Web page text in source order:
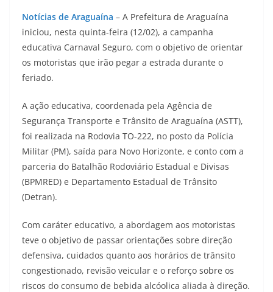
Notícias de Araguaína – A Prefeitura de Araguaína
iniciou, nesta quinta-feira (12/02), a campanha
educativa Carnaval Seguro, com o objetivo de orientar
os motoristas que irão pegar a estrada durante o
feriado.
A ação educativa, coordenada pela Agência de
Segurança Transporte e Trânsito de Araguaína (ASTT),
foi realizada na Rodovia TO-222, no posto da Polícia
Militar (PM), saída para Novo Horizonte, e conto com a
parceria do Batalhão Rodoviário Estadual e Divisas
(BPMRED) e Departamento Estadual de Trânsito
(Detran).
Com caráter educativo, a abordagem aos motoristas
teve o objetivo de passar orientações sobre direção
defensiva, cuidados quanto aos horários de trânsito
congestionado, revisão veicular e o reforço sobre os
riscos do consumo de bebida alcóolica aliada à direção.